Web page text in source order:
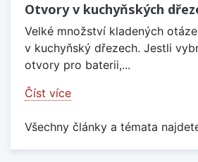
Otvory v kuchyňských
Velké množství kladených
v kuchyňský dřezech. Jestli
otvory pro baterii,...
Číst více
Všechny články a témata